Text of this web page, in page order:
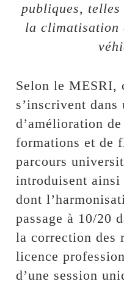
publiques,
la climatisation
Selon le MESRI,
s’inscrivent dans
d’amélioration
formations et de
parcours
introduisent
dont
passage à 10/20
la correction des
licence
d’une session